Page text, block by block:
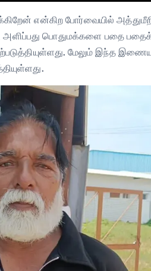
என்கிற போர்வையில்
பொதுமக்களை பதை
மேலும் இந்த